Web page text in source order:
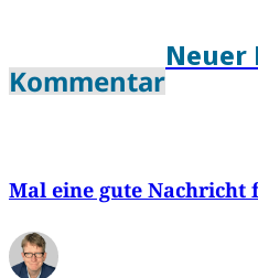
Kommentar
Neuer
Mal eine gute Nachricht